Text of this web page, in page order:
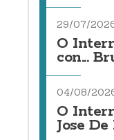
29/07/
O
con...
04/08/
O
Jose